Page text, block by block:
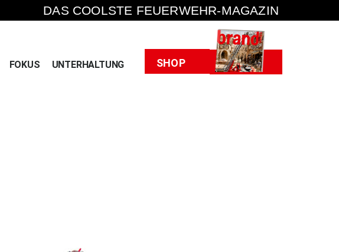
DAS COOLSTE FEUERWEHR-MAGAZIN
FOKUS UNTERHALTUNG SHOP Heft